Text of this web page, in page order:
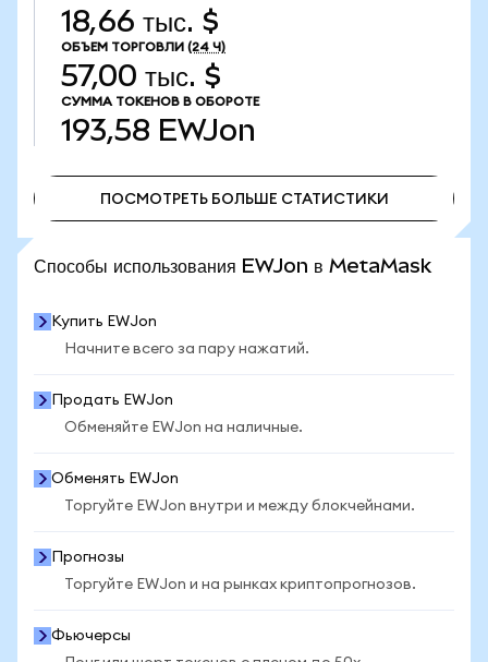
18,66 тыс. $
ОБЪЕМ ТОРГОВЛИ (24 Ч)
57,00 тыс. $
СУММА ТОКЕНОВ В ОБОРОТЕ
193,58 EWJon
ПОСМОТРЕТЬ БОЛЬШЕ СТАТИСТИКИ
Способы использования EWJon в MetaMask
Купить EWJon
Начните всего за пару нажатий.
Продать EWJon
Обменяйте EWJon на наличные.
Обменять EWJon
Торгуйте EWJon внутри и между блокчейнами.
Прогнозы
Торгуйте EWJon и на рынках криптопрогнозов.
Фьючерсы